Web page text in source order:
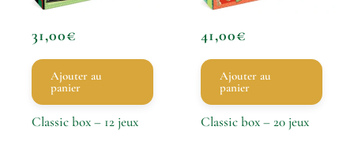
31,00€
Ajouter au
panier
Classic box – 12 jeux
41,00€
Ajouter au
panier
Classic box – 20 jeux